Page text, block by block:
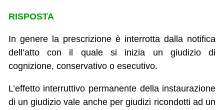
RISPOSTA
In genere la prescrizione è interrotta dalla notifica
dell’atto con il quale si inizia un giudizio di
cognizione, conservativo o esecutivo.
L’effetto interruttivo permanente della instaurazione
di un giudizio vale anche per giudizi ricondotti ad un